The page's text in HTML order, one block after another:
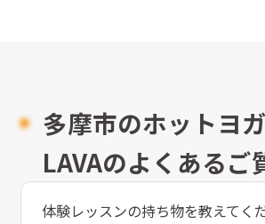
多摩市のホットヨ
LAVAのよくあるご
体験レッスンの持ち物を教えてく